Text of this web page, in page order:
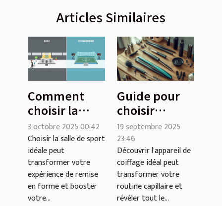
Articles Similaires
Comment
choisir la
meilleure
salle de sport
pour vos
besoins ?
3 octobre 2025 00:42
Choisir la salle de sport
idéale peut
transformer votre
expérience de remise
en forme et booster
votre...
Guide pour
choisir
l'appareil de
coiffage
adapté à
votre type de
cheveux
19 septembre 2025
23:46
Découvrir l'appareil de
coiffage idéal peut
transformer votre
routine capillaire et
révéler tout le...